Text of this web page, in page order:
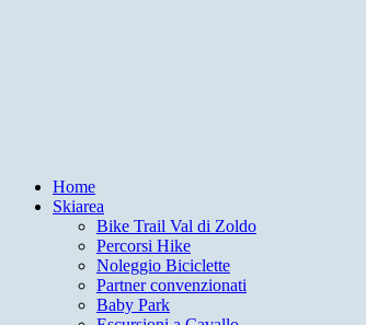
Home
Skiarea
Bike Trail Val di Zoldo
Percorsi Hike
Noleggio Biciclette
Partner convenzionati
Baby Park